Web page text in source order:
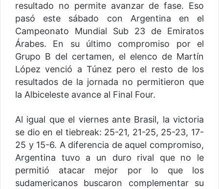
resultado no permite avanzar de fase. Eso
pasó este sábado con Argentina en el
Campeonato Mundial Sub 23 de Emiratos
Árabes. En su último compromiso por el
Grupo B del certamen, el elenco de Martín
López venció a Túnez pero el resto de los
resultados de la jornada no permitieron que
la Albiceleste avance al Final Four.
Al igual que el viernes ante Brasil, la victoria
se dio en el tiebreak: 25-21, 21-25, 25-23, 17-
25 y 15-6. A diferencia de aquel compromiso,
Argentina tuvo a un duro rival que no le
permitió atacar mejor por lo que los
sudamericanos buscaron complementar su